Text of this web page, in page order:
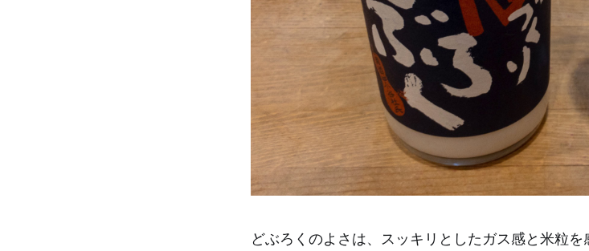
どぶろくのよさは、スッキリとしたガス感と米粒